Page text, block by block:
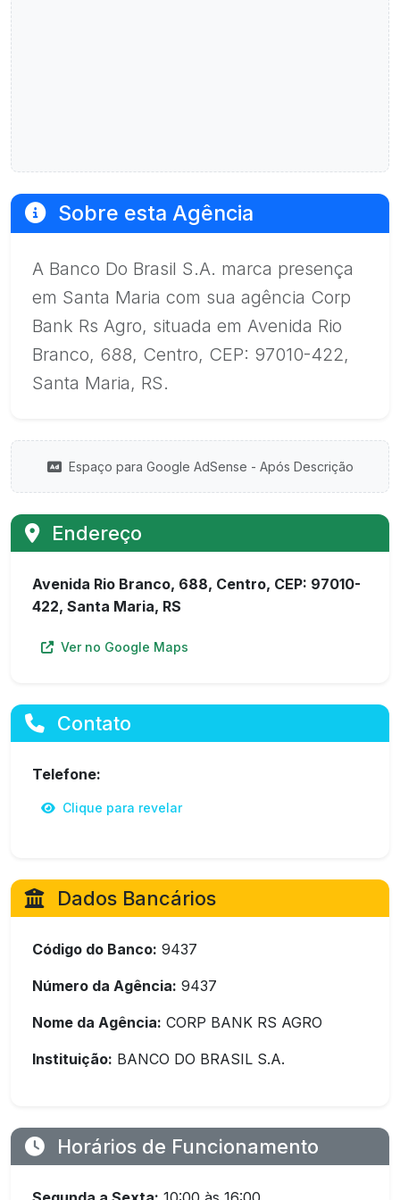
Sobre esta Agência
A Banco Do Brasil S.A. marca presença
em Santa Maria com sua agência Corp
Bank Rs Agro, situada em Avenida Rio
Branco, 688, Centro, CEP: 97010-422,
Santa Maria, RS.
Espaço para Google AdSense - Após Descrição
Endereço
Avenida Rio Branco, 688, Centro, CEP: 97010-
422, Santa Maria, RS
Ver no Google Maps
Contato
Telefone:
Clique para revelar
Dados Bancários
Código do Banco: 9437
Número da Agência: 9437
Nome da Agência: CORP BANK RS AGRO
Instituição: BANCO DO BRASIL S.A.
Horários de Funcionamento